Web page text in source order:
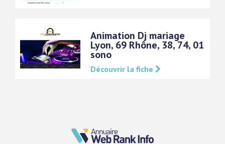
Animation Dj mariage
Lyon, 69 Rhône, 38, 74, 01
sono
Découvrir la fiche